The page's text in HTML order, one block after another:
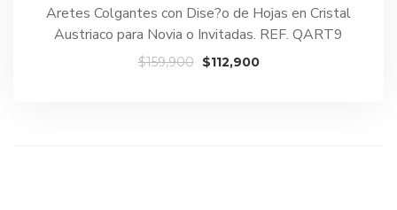
Aretes Colgantes con Dise?o de Hojas en Cristal
Austriaco para Novia o Invitadas. REF. QART9
$159,900 El
$112,900El